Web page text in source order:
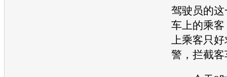
驾驶员的
车上的乘
上乘客只
警，拦截客